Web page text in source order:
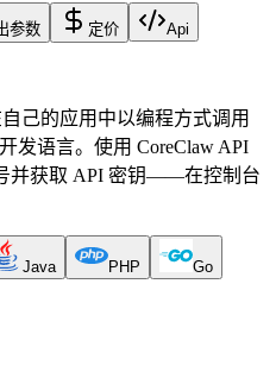
参数 定价 Api
己的应用中以编程方式调用
发语言。使用 CoreClaw API
并获取 API 密钥——在控制台
Java PHP Go